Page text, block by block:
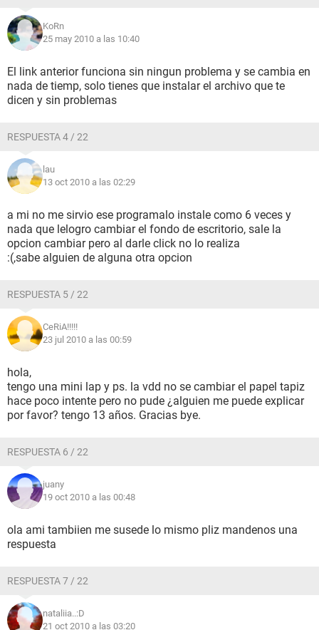
KoRn
25 may 2010 a las 10:40
El link anterior funciona sin ningun problema y se cambia en
nada de tiemp, solo tienes que instalar el archivo que te
dicen y sin problemas
RESPUESTA 4 / 22
lau
13 oct 2010 a las 02:29
a mi no me sirvio ese programalo instale como 6 veces y
nada que lelogro cambiar el fondo de escritorio, sale la
opcion cambiar pero al darle click no lo realiza
:(,sabe alguien de alguna otra opcion
RESPUESTA 5 / 22
CeRiA!!!!!
23 jul 2010 a las 00:59
hola,
tengo una mini lap y ps. la vdd no se cambiar el papel tapiz
hace poco intente pero no pude ¿alguien me puede explicar
por favor? tengo 13 años. Gracias bye.
RESPUESTA 6 / 22
juany
19 oct 2010 a las 00:48
ola ami tambiien me susede lo mismo pliz mandenos una
respuesta
RESPUESTA 7 / 22
nataliia..:D
21 oct 2010 a las 03:20